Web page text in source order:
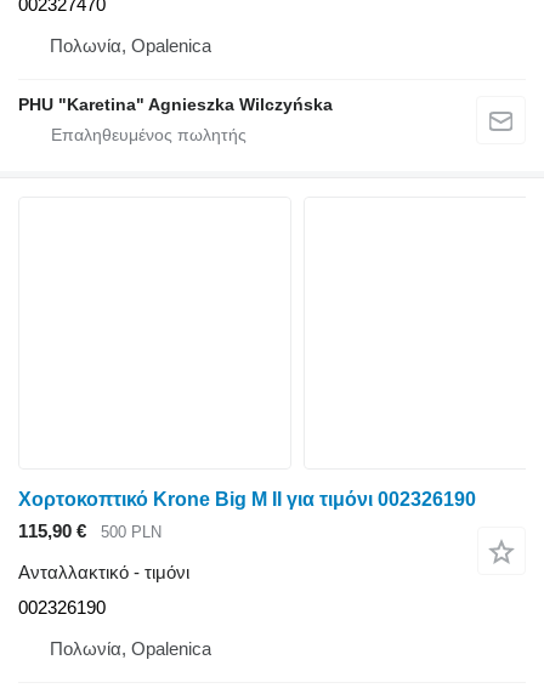
Πολωνία, Opalenica
PHU "Karetina" Agnieszka Wilczyńska
Χορτοκοπτικό Krone Big M II για τιμόνι 002326190
115,90 €
500 PLN
Ανταλλακτικό - τιμόνι
002326190
Πολωνία, Opalenica